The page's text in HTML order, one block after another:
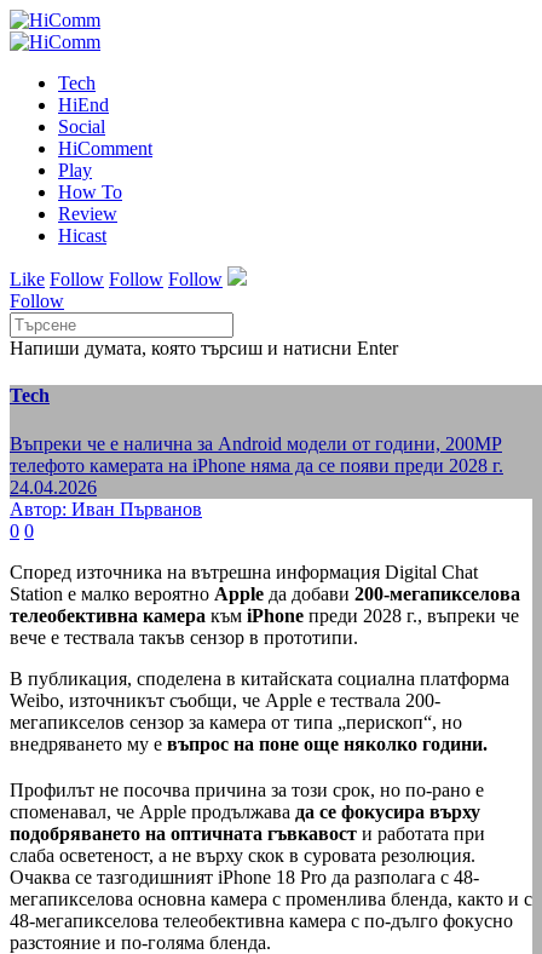
Tech
HiEnd
Social
HiComment
Play
How To
Review
Hicast
Like Follow Follow Follow
Follow
Напиши думата, която търсиш и натисни Enter
Tech
Въпреки че е налична за Android модели от години, 200MP
телефото камерата на iPhone няма да се появи преди 2028 г.
24.04.2026
Автор: Иван Първанов
0 0
Според източника на вътрешна информация Digital Chat
Station е малко вероятно Apple да добави 200-мегапикселова
телеобективна камера към iPhone преди 2028 г., въпреки че
вече е тествала такъв сензор в прототипи.
В публикация, споделена в китайската социална платформа
Weibo, източникът съобщи, че Apple е тествала 200-
мегапикселов сензор за камера от типа „перископ“, но
внедряването му е въпрос на поне още няколко години.
Профилът не посочва причина за този срок, но по-рано е
споменавал, че Apple продължава да се фокусира върху
подобряването на оптичната гъвкавост и работата при
слаба осветеност, а не върху скок в суровата резолюция.
Очаква се тазгодишният iPhone 18 Pro да разполага с 48-
мегапикселова основна камера с променлива бленда, както и с
48-мегапикселова телеобективна камера с по-дълго фокусно
разстояние и по-голяма бленда.